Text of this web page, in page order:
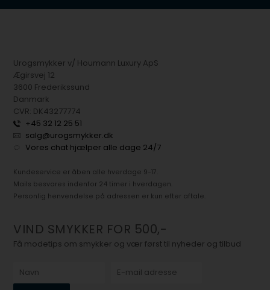
Urogsmykker v/ Houmann Luxury ApS
Ægirsvej 12
3600 Frederikssund
Danmark
CVR: DK43277774
+45 32 12 25 51
salg@urogsmykker.dk
Vores chat hjælper alle dage 24/7
Kundeservice er åben alle hverdage 9-17.
Mails besvares indenfor 24 timer i hverdagen.
Personlig henvendelse på adressen er kun efter aftale.
VIND SMYKKER FOR 500,-
Få modetips om smykker og vær først til nyheder og tilbud